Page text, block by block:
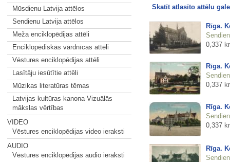
Mūsdienu Latvija attēlos
Sendienu Latvija attēlos
Meža enciklopēdijas attēli
Enciklopēdiskās vārdnīcas attēli
Vēstures enciklopēdijas attēli
Lasītāju iesūtītie attēli
Mūzikas literatūras tēmas
Latvijas kultūras kanona Vizuālās
mākslas vērtības
VIDEO
Vēstures enciklopēdijas video ieraksti
AUDIO
Vēstures enciklopēdijas audio ieraksti
Skatīt atlasīto attēlu
Rīga.
0,337
Rīga.
0,337
Rīga.
0,337
Rīga.